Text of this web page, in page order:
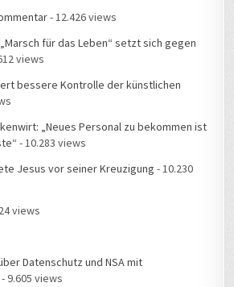
- 12.426 views
für das Leben“ setzt sich gegen
views
bessere Kontrolle der künstlichen
„Neues Personal zu bekommen ist
- 10.283 views
Jesus vor seiner Kreuzigung - 10.230
views
Datenschutz und NSA mit
- 9.605 views